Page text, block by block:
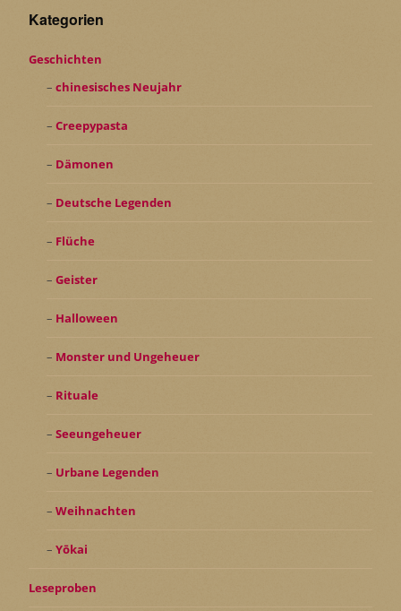
Kategorien
Geschichten
chinesisches Neujahr
Creepypasta
Dämonen
Deutsche Legenden
Flüche
Geister
Halloween
Monster und Ungeheuer
Rituale
Seeungeheuer
Urbane Legenden
Weihnachten
Yōkai
Leseproben